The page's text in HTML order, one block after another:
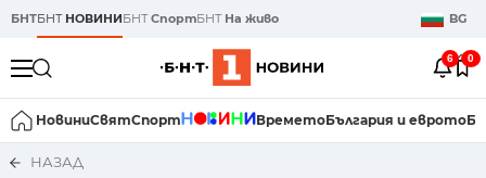
БНТБНТ НОВИНИБНТСпортБНТ На живо BG
6 0
НовиниСвятСпорт ВреметоБългария и еврото
НАЗАД